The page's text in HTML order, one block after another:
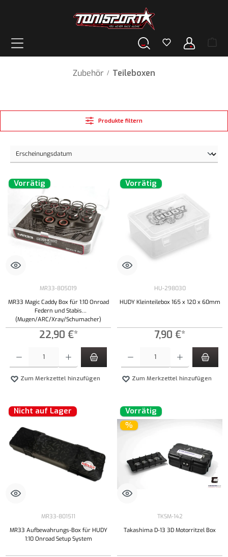
Zubehör / Teileboxen
Produkte filtern
Vorrätig
MR33-805019
MR33 Magic Caddy Box für 1:10 Onroad
Federn und Stabis
(Mugen/ARC/Xray/Schumacher)
22,90 €*
Zum Merkzettel hinzufügen
Vorrätig
HU-298030
HUDY Kleinteilebox 165 x 120 x 60mm
7,90 €*
Zum Merkzettel hinzufügen
Nicht auf Lager
MR33-801511
MR33 Aufbewahrungs-Box für HUDY
1:10 Onroad Setup System
Vorrätig
%
TKSM-142
Takashima D-13 3D Motorritzel Box